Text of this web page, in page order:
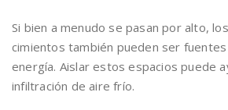
Si bien a menudo se pasan por alto,
cimientos también pueden ser
energía. Aislar estos espacios puede
infiltración de aire frío.